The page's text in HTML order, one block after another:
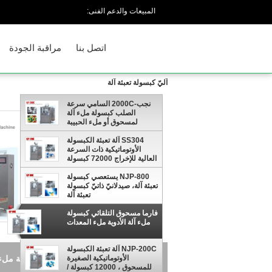
المبيعات والدعم الفنى:
مراقبة الجودة اتصل بنا
آليّ كبسولة تعبئة آلة
ساعة
نجب-2000C السامي سرعة
الصلب كبسولة ملء آلة
لمسحوق أو ملء الحبيبة
SS304 آلة تعبئة الكبسولة
الأوتوماتيكية ذات السرعة
العالية للإخراج 72000 كبسولة
في الساعة
NJP-800 يستعصي كبسولة
تعبئة آلة، صيدلانيّ ذاتيّ كبسولة
تعبئة آلة
فارما مسحوق التلقائي كبسولة
ملء آلة الأدوية ملء المعدات
NJP-200C آلة تعبئة الكبسولة
الأوتوماتيكية الصغيرة
للمسحوق ، 12000 كبسولة /